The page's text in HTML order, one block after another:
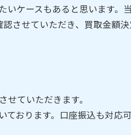
いケースもあると思います。
させていただき、買取金額
ていただきます。
ております。口座振込も対応